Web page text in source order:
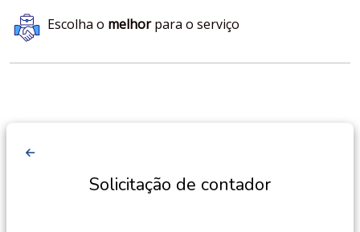
Escolha o melhorpara o serviço
Solicitação de contador